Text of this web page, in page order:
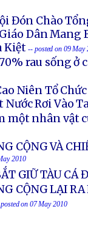
Đón Chào
Dân Mang
Kiệt-- posted on 09 May
rau sống ở
Niên Tổ
Nước Rơi Vào
một nhân vật
CỘNG VÀ
2010
GIỮ TÀU CÁ
CỘNG LẠI
on 07 May 2010